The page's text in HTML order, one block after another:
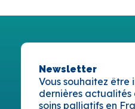
Newsletter
Vous souhaitez être
dernières actualités
soins palliatifs en